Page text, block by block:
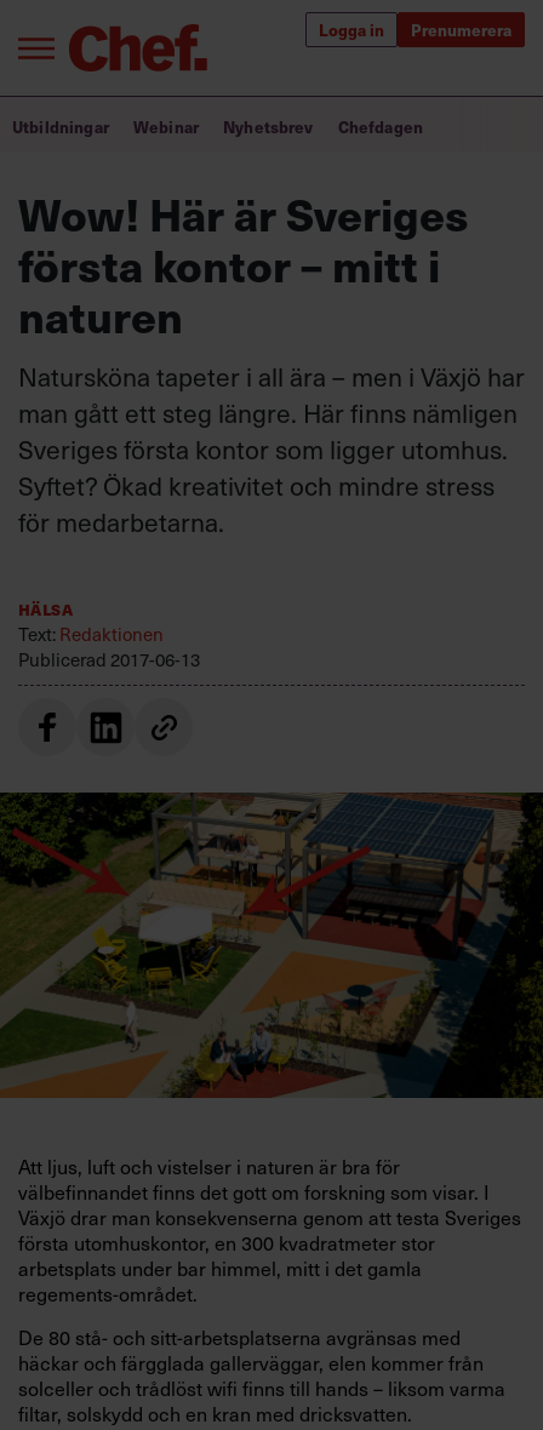
Logga in Prenumerera
Logga in
Prenumerera
Annonsera
Om oss
Kontakta oss
Kundservice
Sök
efter:
Bra ledare förändrar världen
Utbildning för ledare
Chefakademin+
Populära utbildningar
Utbildningar Webinar Nyhetsbrev Chefdagen
Wow! Här är Sveriges
första kontor – mitt i
naturen
Natursköna tapeter i all ära – men i Växjö har
man gått ett steg längre. Här finns nämligen
Sveriges första kontor som ligger utomhus.
Syftet? Ökad kreativitet och mindre stress
för medarbetarna.
Hälsa
Text:Redaktionen
Publicerad 2017-06-13
Att ljus, luft och vistelser i naturen är bra för
välbefinnandet finns det gott om forskning som visar. I
Växjö drar man konsekvenserna genom att testa Sveriges
första utomhuskontor, en 300 kvadratmeter stor
arbetsplats under bar himmel, mitt i det gamla
regements-området.
De 80 stå- och sitt-arbetsplatserna avgränsas med
häckar och färgglada gallerväggar, elen kommer från
solceller och trådlöst wifi finns till hands – liksom varma
filtar, solskydd och en kran med dricksvatten.